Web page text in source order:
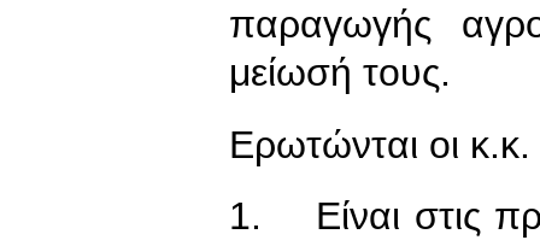
παραγωγής
μείωσή τους.
Ερωτώνται οι
1. Είναι στις